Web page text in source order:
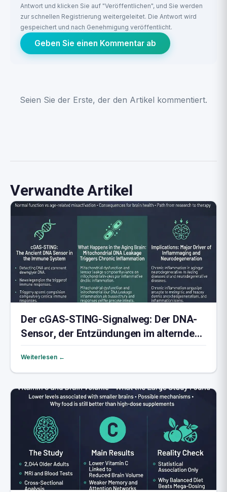
Antwort und klicken Sie auf "Veröffentlichen", und Sie werden
zur schnellen Registrierung weitergeleitet. Die Antwort wird
gespeichert und nach Genehmigung veröffentlicht.
Geben Sie einen Kommentar ab
Seien Sie der Erste, der den Artikel kommentiert.
Verwandte Artikel
Der cGAS-STING-Signalweg: Der DNA-
Sensor, der Entzündungen im alternden
Gehirn entfacht
Weiterlesen ←